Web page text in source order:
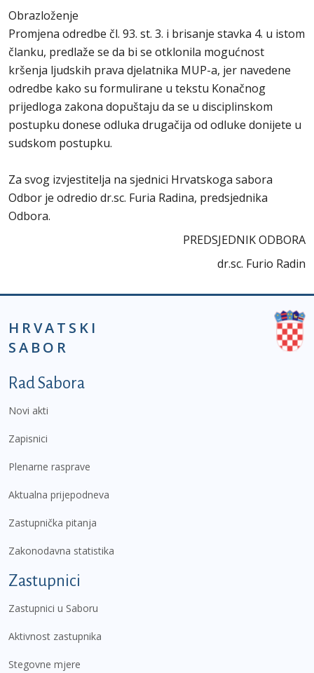
Obrazloženje
Promjena odredbe čl. 93. st. 3. i brisanje stavka 4. u istom
članku, predlaže se da bi se otklonila mogućnost
kršenja ljudskih prava djelatnika MUP-a, jer navedene
odredbe kako su formulirane u tekstu Konačnog
prijedloga zakona dopuštaju da se u disciplinskom
postupku donese odluka drugačija od odluke donijete u
sudskom postupku.
Za svog izvjestitelja na sjednici Hrvatskoga sabora
Odbor je odredio dr.sc. Furia Radina, predsjednika
Odbora.
PREDSJEDNIK ODBORA
dr.sc. Furio Radin
HRVATSKI
SABOR
Podnožje prvi izbornik
Rad Sabora
Novi akti
Zapisnici
Plenarne rasprave
Aktualna prijepodneva
Zastupnička pitanja
Zakonodavna statistika
Zastupnici
Zastupnici u Saboru
Aktivnost zastupnika
Stegovne mjere